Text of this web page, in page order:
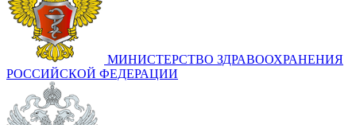
МИНИСТЕРСТВО ЗДРАВООХРАНЕНИЯ
РОССИЙСКОЙ ФЕДЕРАЦИИ